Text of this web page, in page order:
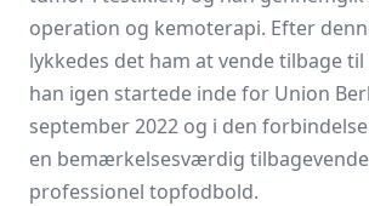
operation og kemoterapi. Efter
lykkedes det ham at vende tilbage
han igen startede inde for Union
september 2022 og i den
en bemærkelsesværdig
professionel topfodbold.